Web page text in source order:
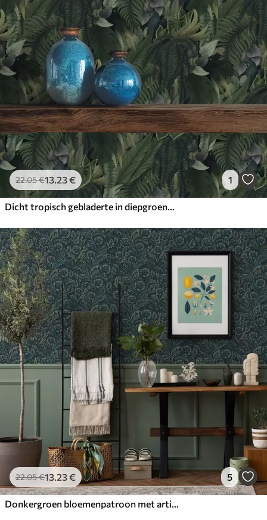
22.05€13.23€ 1
Dicht tropisch gebladerte in diepgroene struikgewas
22.05€13.23€ 5
Donkergroen bloemenpatroon met artisjokken